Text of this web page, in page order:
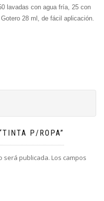
lavadas con agua fría, 25 con
28 ml, de fácil aplicación.
P/ROPA”
será publicada. Los campos